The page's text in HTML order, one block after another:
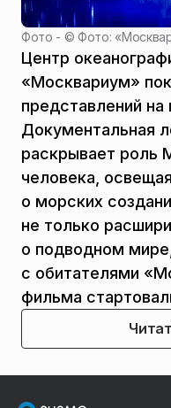
Фото - ©Фото:
Центр
«Москвариум»
представлений на
Документальная
раскрывает роль
человека,
о морских
не только
о подводном
с обитателями
фильма